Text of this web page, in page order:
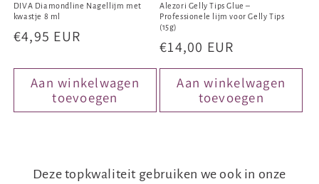
DIVA Diamondline Nagellijm met
kwastje 8 ml
Normale
€4,95 EUR
Aan winkelwagen
toevoegen
Alezori Gelly Tips Glue –
Professionele lijm voor Gelly Tips
(15g)
Normale
prijs
€14,00 EUR
Aan winkelwagen
toevoegen
Deze topkwaliteit gebruiken we ook in onze